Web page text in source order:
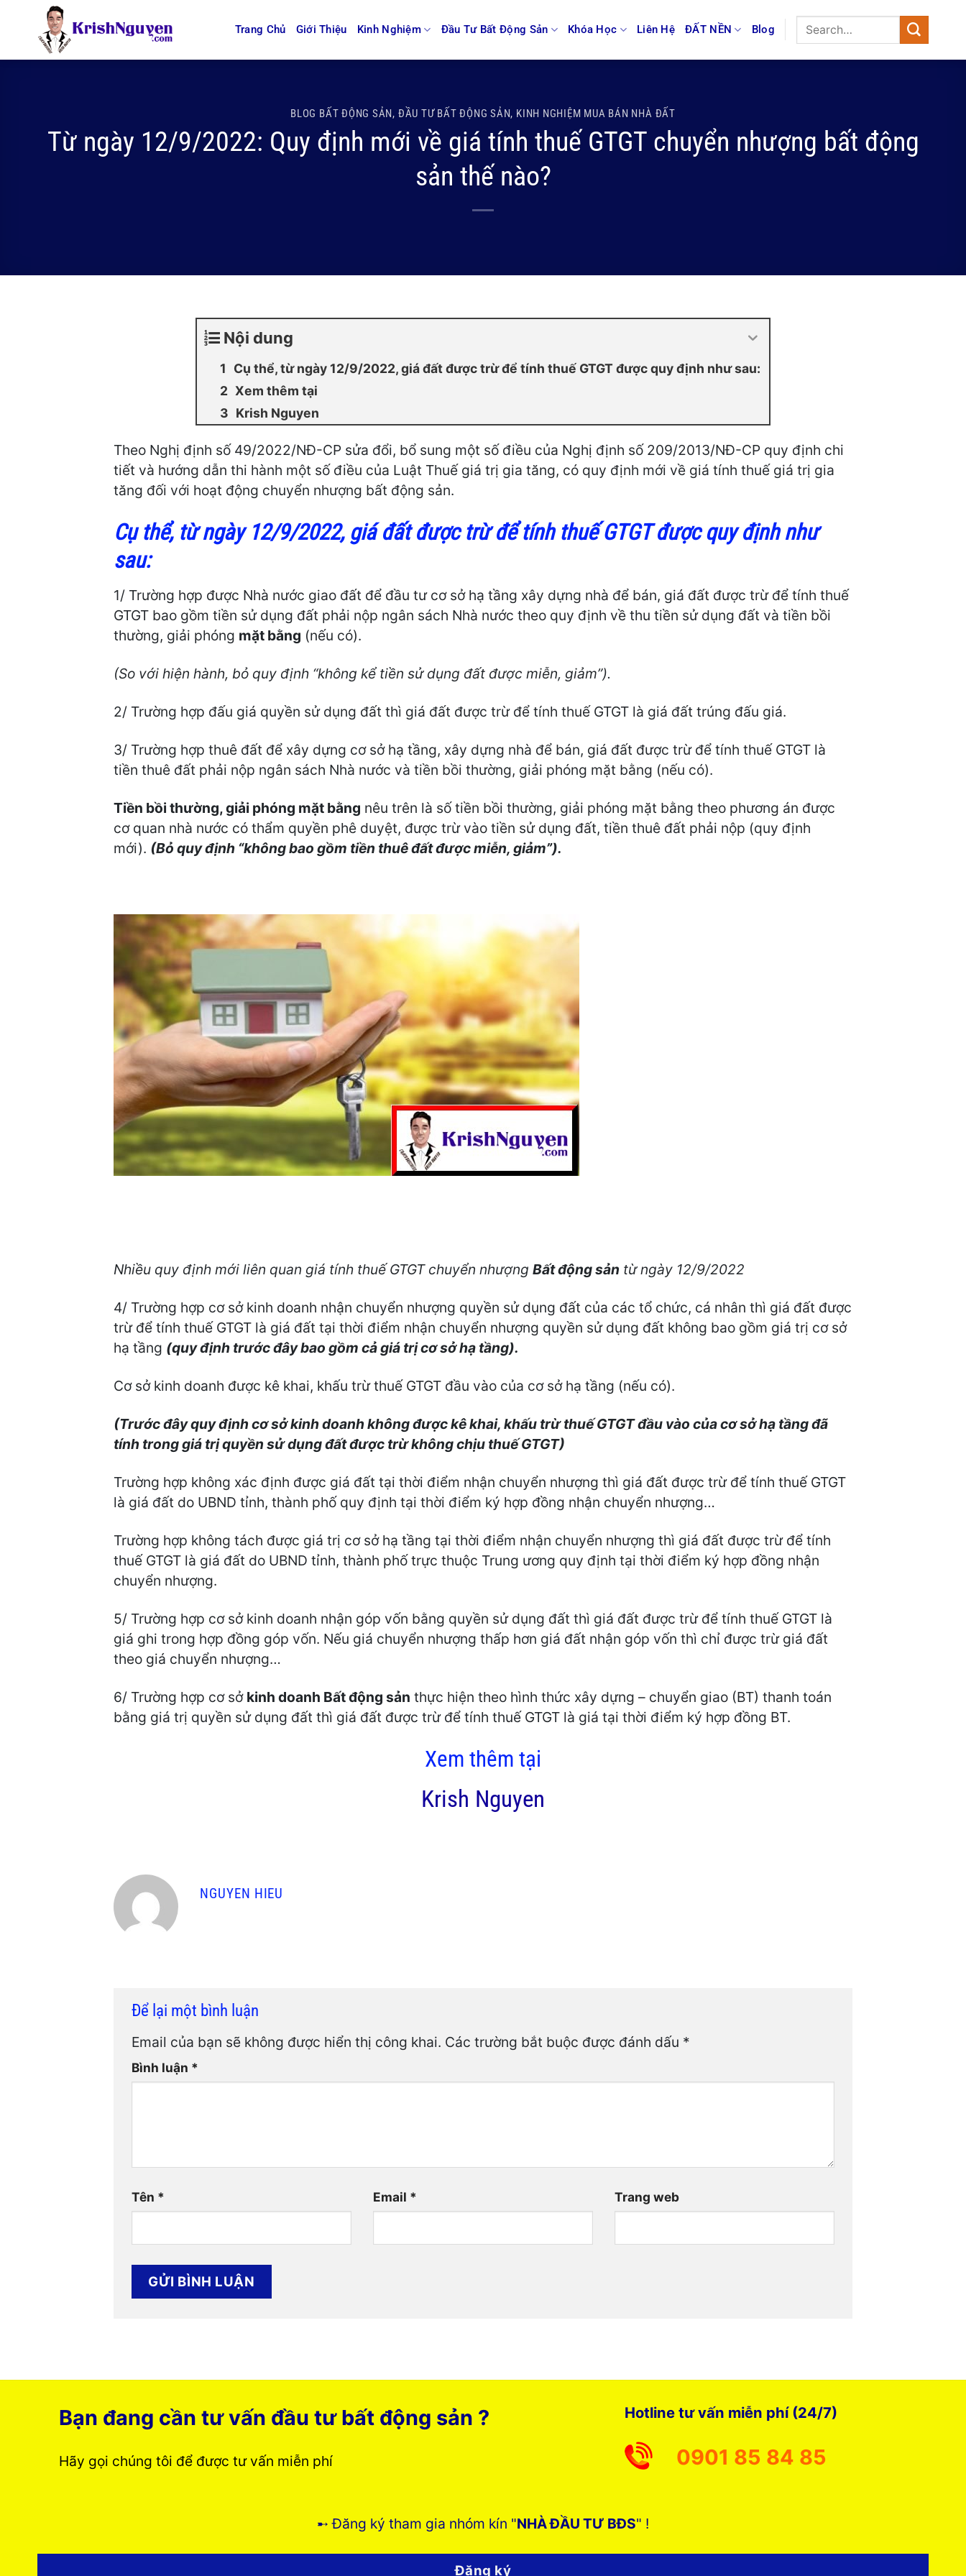
Trang Chủ Giới Thiệu Kinh Nghiệm Đầu Tư Bất Động Sản Khóa Học Liên Hệ ĐẤT NỀN Blog
BLOG BẤT ĐỘNG SẢN, ĐẦU TƯ BẤT ĐỘNG SẢN, KINH NGHIỆM MUA BÁN NHÀ ĐẤT
Từ ngày 12/9/2022: Quy định mới về giá tính thuế GTGT chuyển nhượng bất động
sản thế nào?
Nội dung
Cụ thể, từ ngày 12/9/2022, giá đất được trừ để tính thuế GTGT được quy định như sau:
Xem thêm tại
Krish Nguyen
Theo Nghị định số 49/2022/NĐ-CP sửa đổi, bổ sung một số điều của Nghị định số 209/2013/NĐ-CP quy định chi
tiết và hướng dẫn thi hành một số điều của Luật Thuế giá trị gia tăng, có quy định mới về giá tính thuế giá trị gia
tăng đối với hoạt động chuyển nhượng bất động sản.
Cụ thể, từ ngày 12/9/2022, giá đất được trừ để tính thuế GTGT được quy định như
sau:
1/ Trường hợp được Nhà nước giao đất để đầu tư cơ sở hạ tầng xây dựng nhà để bán, giá đất được trừ để tính thuế
GTGT bao gồm tiền sử dụng đất phải nộp ngân sách Nhà nước theo quy định về thu tiền sử dụng đất và tiền bồi
thường, giải phóng mặt bằng (nếu có).
(So với hiện hành, bỏ quy định “không kể tiền sử dụng đất được miễn, giảm”).
2/ Trường hợp đấu giá quyền sử dụng đất thì giá đất được trừ để tính thuế GTGT là giá đất trúng đấu giá.
3/ Trường hợp thuê đất để xây dựng cơ sở hạ tầng, xây dựng nhà để bán, giá đất được trừ để tính thuế GTGT là
tiền thuê đất phải nộp ngân sách Nhà nước và tiền bồi thường, giải phóng mặt bằng (nếu có).
Tiền bồi thường, giải phóng mặt bằng nêu trên là số tiền bồi thường, giải phóng mặt bằng theo phương án được
cơ quan nhà nước có thẩm quyền phê duyệt, được trừ vào tiền sử dụng đất, tiền thuê đất phải nộp (quy định
mới). (Bỏ quy định “không bao gồm tiền thuê đất được miễn, giảm”).
Nhiều quy định mới liên quan giá tính thuế GTGT chuyển nhượng Bất động sản từ ngày 12/9/2022
4/ Trường hợp cơ sở kinh doanh nhận chuyển nhượng quyền sử dụng đất của các tổ chức, cá nhân thì giá đất được
trừ để tính thuế GTGT là giá đất tại thời điểm nhận chuyển nhượng quyền sử dụng đất không bao gồm giá trị cơ sở
hạ tầng (quy định trước đây bao gồm cả giá trị cơ sở hạ tầng).
Cơ sở kinh doanh được kê khai, khấu trừ thuế GTGT đầu vào của cơ sở hạ tầng (nếu có).
(Trước đây quy định cơ sở kinh doanh không được kê khai, khấu trừ thuế GTGT đầu vào của cơ sở hạ tầng đã
tính trong giá trị quyền sử dụng đất được trừ không chịu thuế GTGT)
Trường hợp không xác định được giá đất tại thời điểm nhận chuyển nhượng thì giá đất được trừ để tính thuế GTGT
là giá đất do UBND tỉnh, thành phố quy định tại thời điểm ký hợp đồng nhận chuyển nhượng…
Trường hợp không tách được giá trị cơ sở hạ tầng tại thời điểm nhận chuyển nhượng thì giá đất được trừ để tính
thuế GTGT là giá đất do UBND tỉnh, thành phố trực thuộc Trung ương quy định tại thời điểm ký hợp đồng nhận
chuyển nhượng.
5/ Trường hợp cơ sở kinh doanh nhận góp vốn bằng quyền sử dụng đất thì giá đất được trừ để tính thuế GTGT là
giá ghi trong hợp đồng góp vốn. Nếu giá chuyển nhượng thấp hơn giá đất nhận góp vốn thì chỉ được trừ giá đất
theo giá chuyển nhượng…
6/ Trường hợp cơ sở kinh doanh Bất động sản thực hiện theo hình thức xây dựng – chuyển giao (BT) thanh toán
bằng giá trị quyền sử dụng đất thì giá đất được trừ để tính thuế GTGT là giá tại thời điểm ký hợp đồng BT.
Xem thêm tại
Krish Nguyen
NGUYEN HIEU
Để lại một bình luận
Email của bạn sẽ không được hiển thị công khai. Các trường bắt buộc được đánh dấu *
Bình luận *
Tên * Email * Trang web
Bạn đang cần tư vấn đầu tư bất động sản ?
Hãy gọi chúng tôi để được tư vấn miễn phí
Hotline tư vấn miễn phí (24/7)
0901 85 84 85
➸ Đăng ký tham gia nhóm kín "NHÀ ĐẦU TƯ BĐS" !
Đăng ký